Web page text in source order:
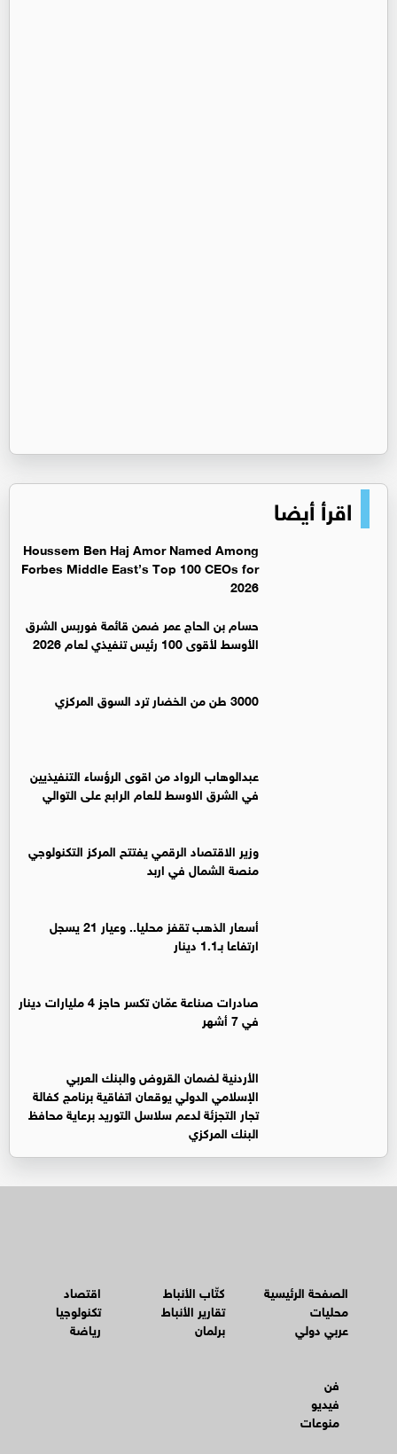
اقرأ أيضا
Houssem Ben Haj Amor Named Among
Forbes Middle East’s Top 100 CEOs for
2026
حسام بن الحاج عمر ضمن قائمة فوربس الشرق
الأوسط لأقوى 100 رئيس تنفيذي لعام 2026
3000 طن من الخضار ترد السوق المركزي
عبدالوهاب الرواد من اقوى الرؤساء التنفيذيين
في الشرق الاوسط للعام الرابع على التوالي
وزير الاقتصاد الرقمي يفتتح المركز التكنولوجي
منصة الشمال في اربد
أسعار الذهب تقفز محليا.. وعيار 21 يسجل
ارتفاعا بـ1.1 دينار
صادرات صناعة عمّان تكسر حاجز 4 مليارات دينار
في 7 أشهر
الأردنية لضمان القروض والبنك العربي
الإسلامي الدولي يوقعان اتفاقية برنامج كفالة
تجار التجزئة لدعم سلاسل التوريد برعاية محافظ
البنك المركزي
الصفحة الرئيسية
محليات
عربي دولي
كتّاب الأنباط
تقارير الأنباط
برلمان
اقتصاد
تكنولوجيا
رياضة
فن
فيديو
منوعات